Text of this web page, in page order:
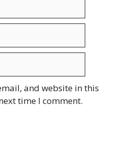
and website in this
time I comment.